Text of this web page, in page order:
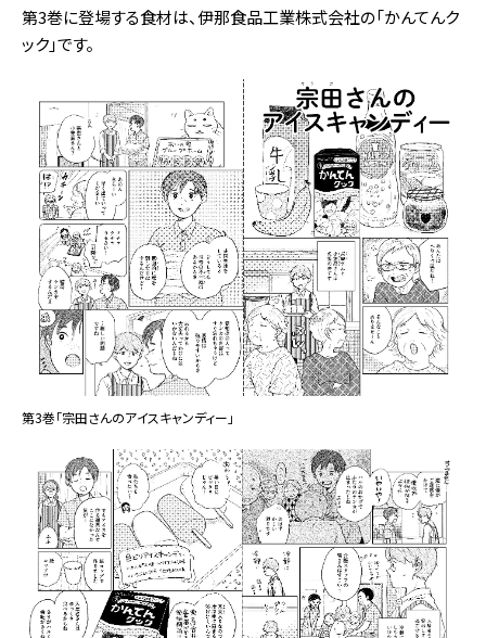
第3巻に登場する食材は、伊那食品工業株式会社の「かんてんク
ック」です。
第3巻「宗田さんのアイスキャンディー」